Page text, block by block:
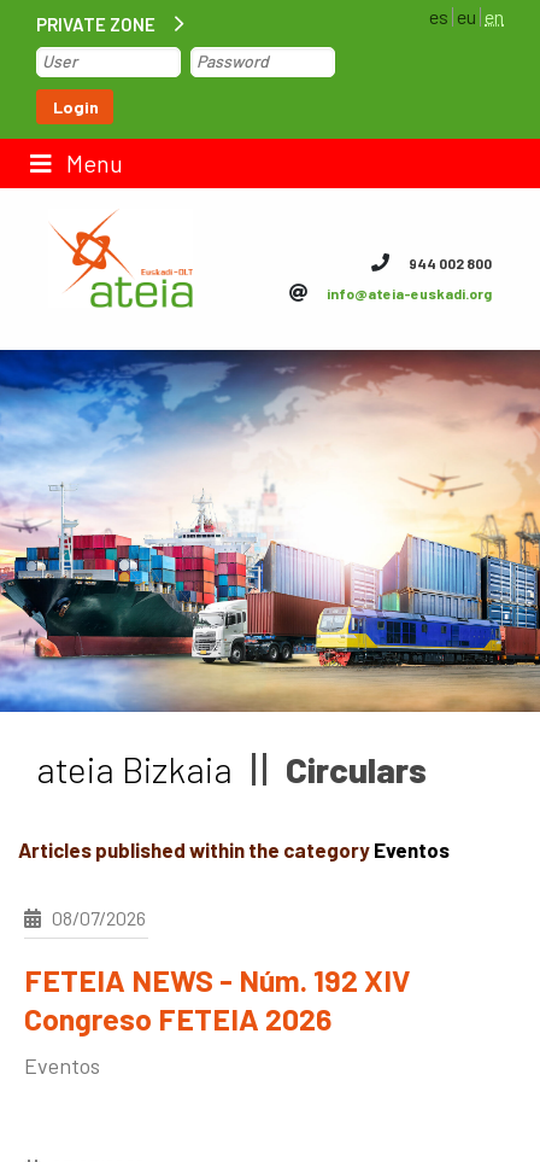
PRIVATE ZONE
Login
es eu en
Menu
Home
Contact us
Infrastructure
ateia Bizkaia
ateia Gipuzkoa
Documentation
News
Job vacancies
944 002 800
info@ateia-euskadi.org
ateia Bizkaia Circulars
Articles published within the category Eventos
08/07/2026
FETEIA NEWS - Núm. 192 XIV
Congreso FETEIA 2026
Eventos